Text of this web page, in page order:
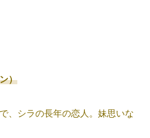
）
、シラの長年の恋人。妹思いな